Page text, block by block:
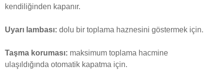
kendiliğinden kapanır.
Uyarı lambası: dolu bir toplama haznesini göstermek için.
Taşma koruması: maksimum toplama hacmine
ulaşıldığında otomatik kapatma için.